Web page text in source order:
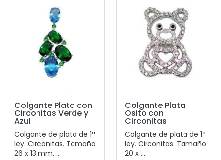
Colgante Plata con
Circonitas Verde y
Azul
Colgante de plata de 1ª
ley. Circonitas. Tamaño
26 x 13 mm. ...
Colgante Plata
Osito con
Circonitas
Colgante de plata de 1ª
ley. Circonitas. Tamaño
20 x ...